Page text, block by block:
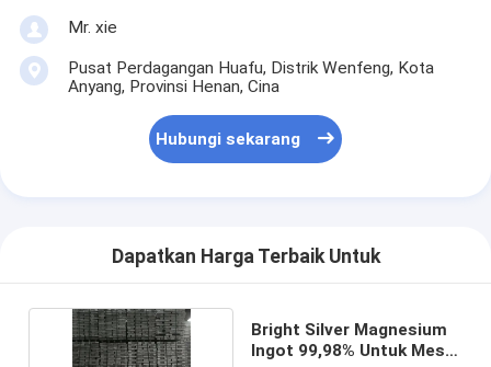
Mr. xie
Pusat Perdagangan Huafu, Distrik Wenfeng, Kota
Anyang, Provinsi Henan, Cina
Hubungi sekarang
Dapatkan Harga Terbaik Untuk
Bright Silver Magnesium
Ingot 99,98% Untuk Mesin